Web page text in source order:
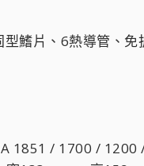
鰭片、6熱導管、
1851 / 1700 /